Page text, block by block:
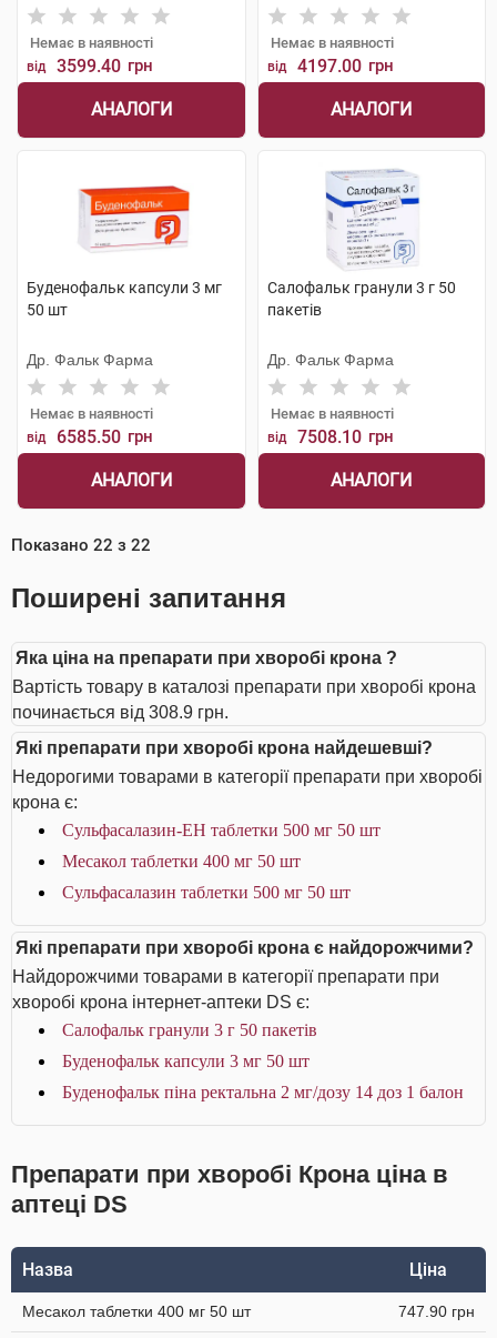
Немає в наявності
від 3599.40 грн
АНАЛОГИ
Немає в наявності
від 4197.00 грн
АНАЛОГИ
Буденофальк капсули 3 мг
50 шт
Др. Фальк Фарма
Немає в наявності
від 6585.50 грн
АНАЛОГИ
Салофальк гранули 3 г 50
пакетів
Др. Фальк Фарма
Немає в наявності
від 7508.10 грн
АНАЛОГИ
Показано 22 з 22
Поширені запитання
Яка ціна на препарати при хворобі крона ?
Вартість товару в каталозі препарати при хворобі крона
починається від 308.9 грн.
Які препарати при хворобі крона найдешевші?
Недорогими товарами в категорії препарати при хворобі
крона є:
Сульфасалазин-ЕН таблетки 500 мг 50 шт
Месакол таблетки 400 мг 50 шт
Сульфасалазин таблетки 500 мг 50 шт
Які препарати при хворобі крона є найдорожчими?
Найдорожчими товарами в категорії препарати при
хворобі крона інтернет-аптеки DS є:
Салофальк гранули 3 г 50 пакетів
Буденофальк капсули 3 мг 50 шт
Буденофальк піна ректальна 2 мг/дозу 14 доз 1 балон
Препарати при хворобі Крона ціна в
аптеці DS
Назва Ціна
Месакол таблетки 400 мг 50 шт 747.90 грн